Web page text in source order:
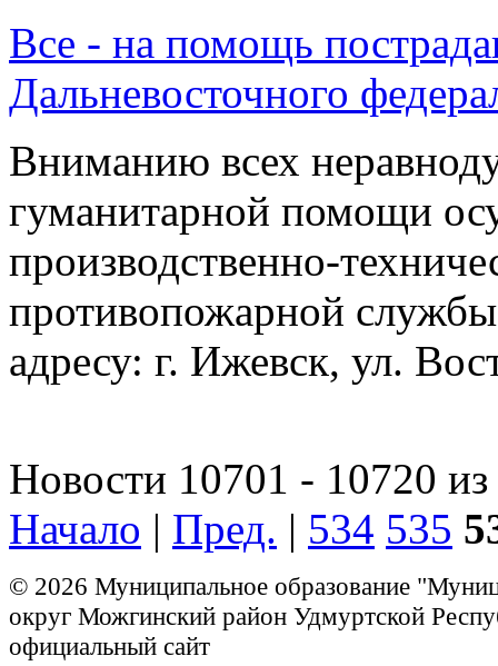
Все - на помощь
Дальневосточного
Вниманию всех
гуманитарной помощи
производственно-
противопожарной
адресу: г. Ижевск, ул.
Новости 10701 - 10720
Начало | Пред. | 534 535
© 2026 Муниципальное образование
округ Можгинский район Удмуртской
официальный сайт